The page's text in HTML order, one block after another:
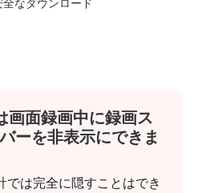
全なダウンロード
画面録画中に録画ス
ーを非表示にできま
では完全に隠すことはでき